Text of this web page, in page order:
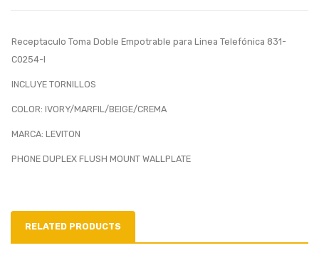
Receptaculo Toma Doble Empotrable para Linea Telefónica 831-
C0254-I
INCLUYE TORNILLOS
COLOR: IVORY/MARFIL/BEIGE/CREMA
MARCA: LEVITON
PHONE DUPLEX FLUSH MOUNT WALLPLATE
RELATED PRODUCTS